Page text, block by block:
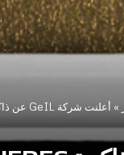
» أعلنت شركة GeIL عن ذاكرة JEDEC القياسية بسرعة 8000 ميجا نقلة/ثانية وسلسلة AQUARIUS Diamond RGB في معرض Computex 2026